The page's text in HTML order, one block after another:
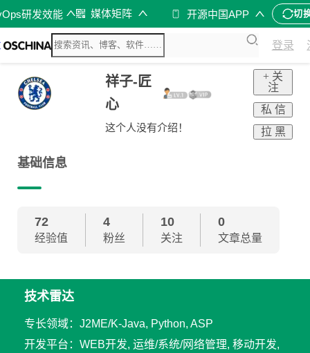
研发效能 媒体矩阵 开源中国APP 切
登录
祥子-匠
心
这个人没有介绍！
+ 关
注
私 信
拉 黑
基础信息
72
经验值
4
粉丝
10
关注
0
文章总量
技术雷达
专长领域：J2ME/K-Java, Python, ASP
开发平台：WEB开发, 运维/系统/网络管理, 移动开发,